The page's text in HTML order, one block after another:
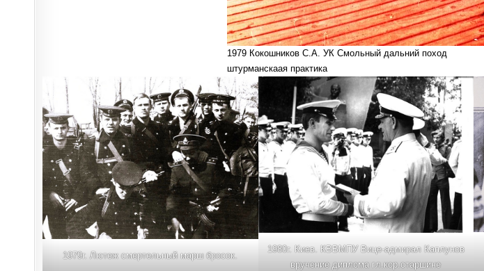
1979 Кокошников С.А. УК Смольный дальний поход
штурманскаая практика
1979г. Лютеж смертельный марш бросок.
1980г. Киев. КВВМПУ Вице-адмирал Каплунов
вручение диплома гл.кор.старшине